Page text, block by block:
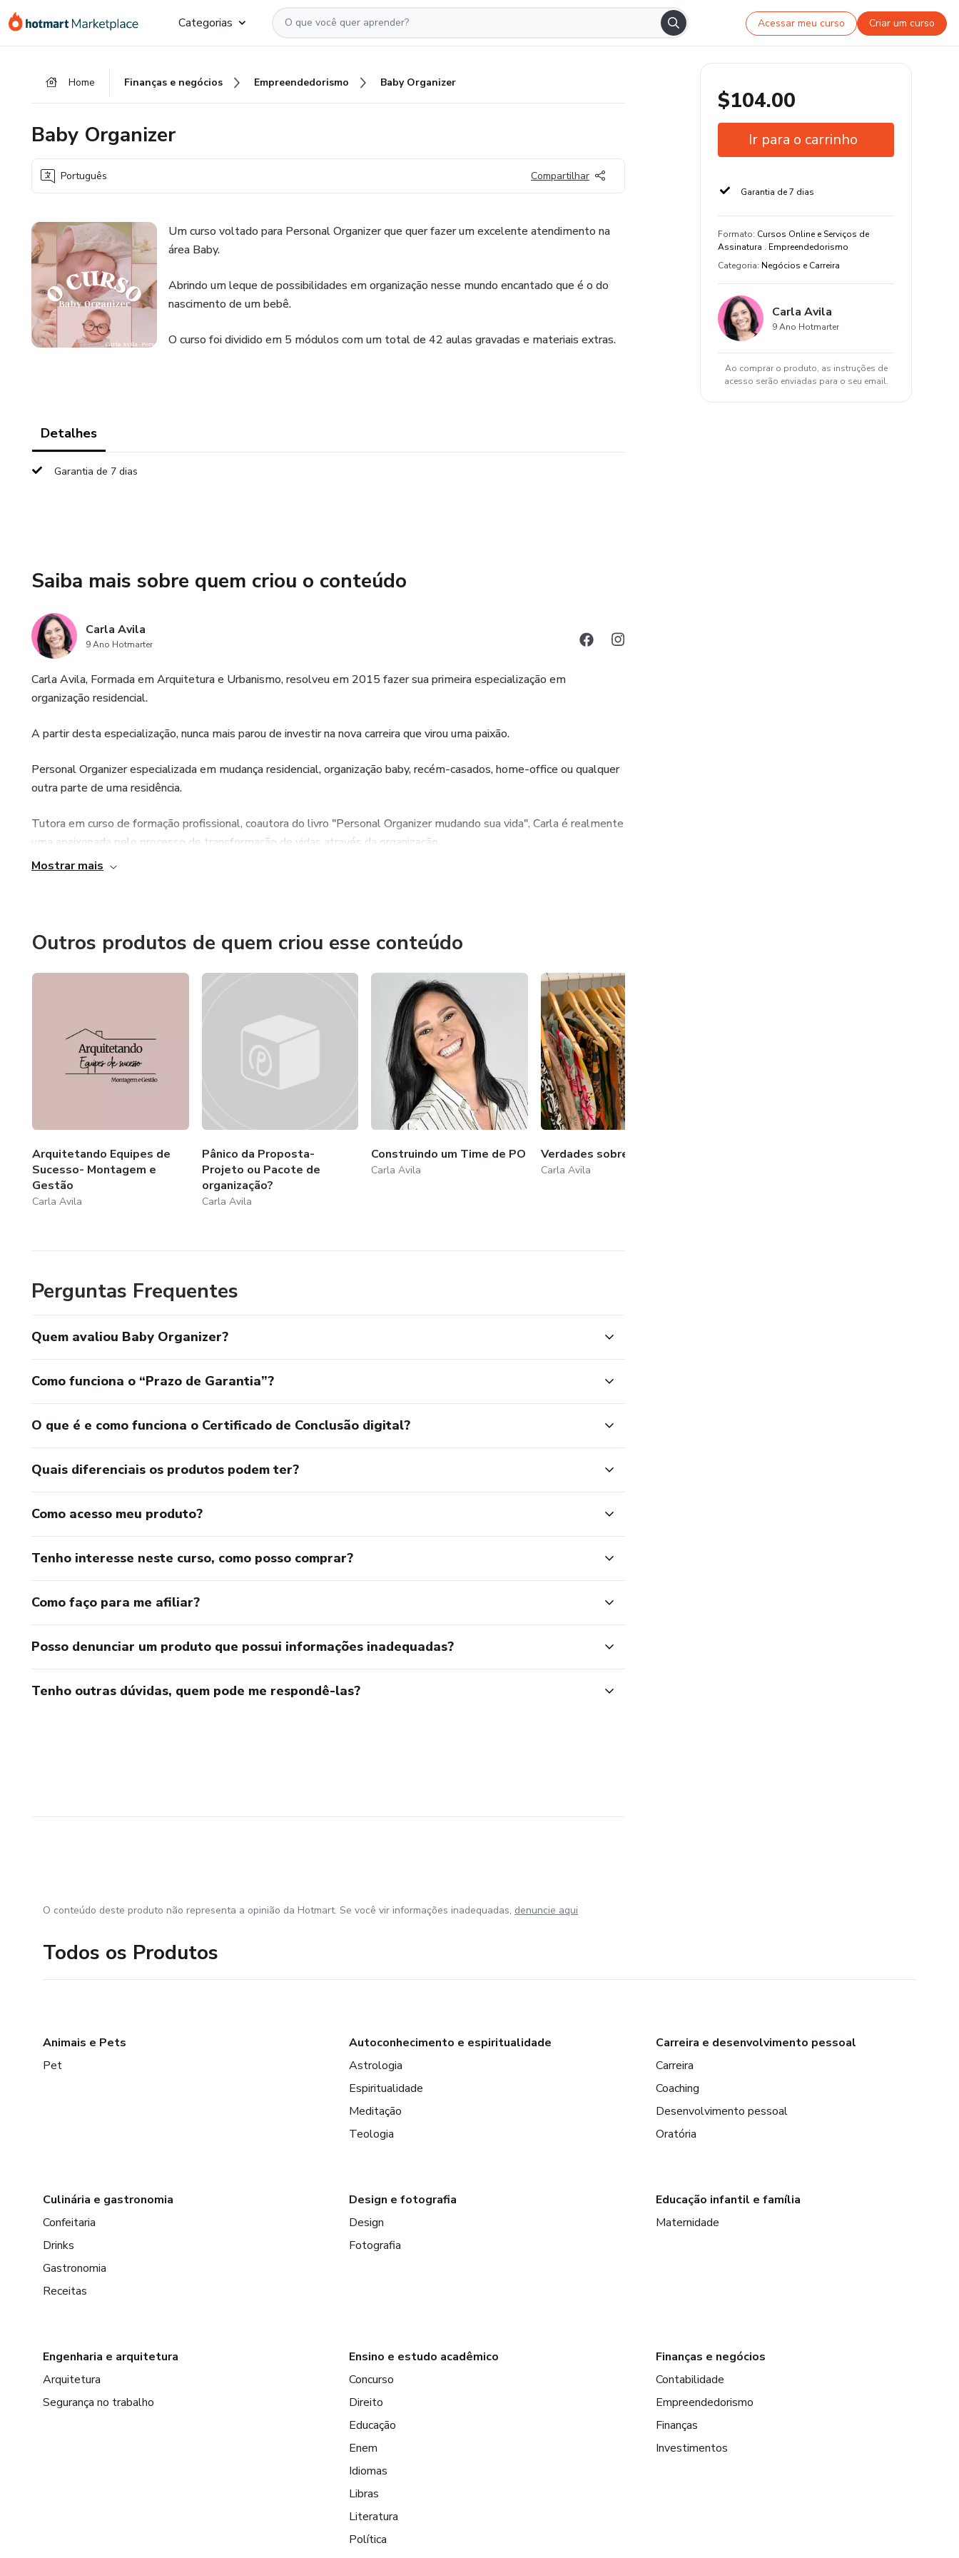
para
para
para
Categorias Acessar meu curso Criar um curso
Home Finanças e negócios Empreendedorismo Baby Organizer
Baby Organizer
Português Compartilhar
Um curso voltado para Personal Organizer que quer fazer um excelente atendimento na
área Baby.
Abrindo um leque de possibilidades em organização nesse mundo encantado que é o do
nascimento de um bebê.
O curso foi dividido em 5 módulos com um total de 42 aulas gravadas e materiais extras.
Detalhes
Garantia de 7 dias
Saiba mais sobre quem criou o conteúdo
Carla Avila
9 Ano Hotmarter
Carla Avila, Formada em Arquitetura e Urbanismo, resolveu em 2015 fazer sua primeira especialização em
organização residencial.
A partir desta especialização, nunca mais parou de investir na nova carreira que virou uma paixão.
Personal Organizer especializada em mudança residencial, organização baby, recém-casados, home-office ou qualquer
outra parte de uma residência.
Tutora em curso de formação profissional, coautora do livro "Personal Organizer mudando sua vida", Carla é realmente
uma apaixonada pelo processo de transformação de vidas através da organização.
Mostrar mais
Outros produtos de quem criou esse conteúdo
Arquitetando Equipes de
Sucesso- Montagem e
Gestão
Carla Avila
Pânico da Proposta-
Projeto ou Pacote de
organização?
Carla Avila
Construindo um Time de PO
Carla Avila
Verdades sobre Cabides
Carla Avila
Perguntas Frequentes
Quem avaliou Baby Organizer?
Como funciona o “Prazo de Garantia”?
O que é e como funciona o Certificado de Conclusão digital?
Quais diferenciais os produtos podem ter?
Como acesso meu produto?
Tenho interesse neste curso, como posso comprar?
Como faço para me afiliar?
Posso denunciar um produto que possui informações inadequadas?
Tenho outras dúvidas, quem pode me respondê-las?
$104.00
Ir para o carrinho
Garantia de 7 dias
Formato: Cursos Online e Serviços de
Assinatura . Empreendedorismo
Categoria: Negócios e Carreira
Carla Avila
9 Ano Hotmarter
Ao comprar o produto, as instruções de
acesso serão enviadas para o seu email.
O conteúdo deste produto não representa a opinião da Hotmart. Se você vir informações inadequadas, denuncie aqui
Todos os Produtos
Animais e Pets
Pet
Autoconhecimento e espiritualidade
Astrologia
Espiritualidade
Meditação
Teologia
Carreira e desenvolvimento pessoal
Carreira
Coaching
Desenvolvimento pessoal
Oratória
Culinária e gastronomia
Confeitaria
Drinks
Gastronomia
Receitas
Design e fotografia
Design
Fotografia
Educação infantil e família
Maternidade
Engenharia e arquitetura
Arquitetura
Segurança no trabalho
Ensino e estudo acadêmico
Concurso
Direito
Educação
Enem
Idiomas
Libras
Literatura
Política
Finanças e negócios
Contabilidade
Empreendedorismo
Finanças
Investimentos